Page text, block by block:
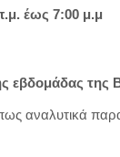
έως 7:00 μ.μ
εβδομάδας της
αναλυτικά